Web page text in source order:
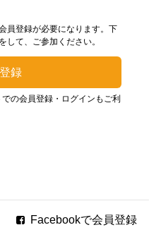
員登録が必要になります。下
して、ご参加ください。
の会員登録・ログインもご利